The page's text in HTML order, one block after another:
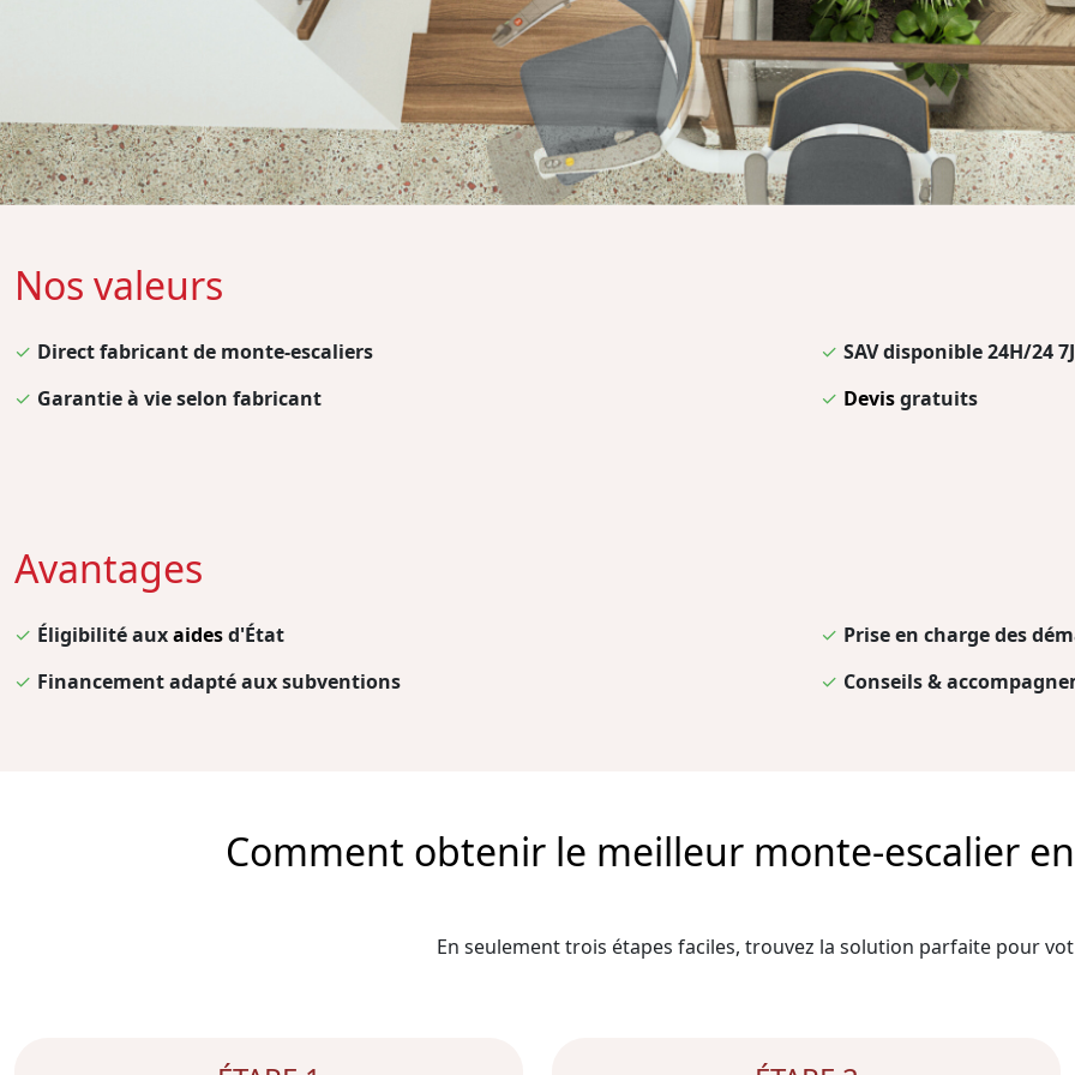
Nos valeurs
✓ Direct fabricant de monte-escaliers
✓ Garantie à vie selon fabricant
✓ SAV disponible 24H/24
✓ Devisgratuits
Avantages
✓ Éligibilité auxaidesd'État
✓ Financement adapté aux subventions
✓ Prise en charge des
✓ Conseils &
Comment obtenir le meilleur monte-escalier
En seulement trois étapes faciles, trouvez la solution parfaite pour